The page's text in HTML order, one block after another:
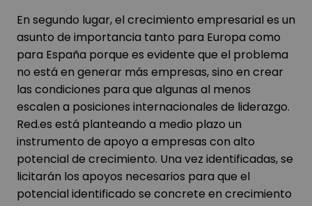
En segundo lugar, el crecimiento empresarial es un
asunto de importancia tanto para Europa como
para España porque es evidente que el problema
no está en generar más empresas, sino en crear
las condiciones para que algunas al menos
escalen a posiciones internacionales de liderazgo.
Red.es está planteando a medio plazo un
instrumento de apoyo a empresas con alto
potencial de crecimiento. Una vez identificadas, se
licitarán los apoyos necesarios para que el
potencial identificado se concrete en crecimiento